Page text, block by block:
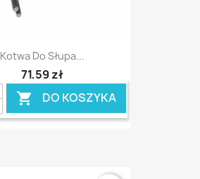
Kotwa Do Słupa...
71,59 zł
 DO KOSZYKA